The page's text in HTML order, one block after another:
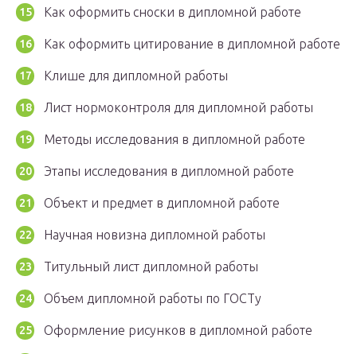
Как оформить сноски в дипломной работе
Как оформить цитирование в дипломной работе
Клише для дипломной работы
Лист нормоконтроля для дипломной работы
Методы исследования в дипломной работе
Этапы исследования в дипломной работе
Объект и предмет в дипломной работе
Научная новизна дипломной работы
Титульный лист дипломной работы
Объем дипломной работы по ГОСТу
Оформление рисунков в дипломной работе